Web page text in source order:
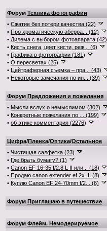
Форум Техника фотографии
• Сжатие без потери качества (22)
• Про хроматическую аберра... (12)
• Дилема с выбором фотоапарата (42)
• Кисть снега, цвет кисти, реж... (6)
• Графика в фотографии (181)
• О пересветах (25)
• Цейтраферная съемка – пра... (43)
• Некоторые замечания по ин... (39)
Форум Предложения и пожелания
• Мысли вслух о немыслимом (302)
• Конкретные пожелания по ... (199)
• об этике комментария (2276)
Цифра/Пленка/Оптика/Остальное
• Чистящая салфетка (23)
• Где брать бумагу? (1)
• Canon EF 16-35 f/2.8 L II или... (18)
• Продаю canon extender ef 2x III (8)
• Куплю Canon EF 24-70mm f/2... (6)
Форум Приглашаю в путешествие
Форум Флейм. Немодерируемое